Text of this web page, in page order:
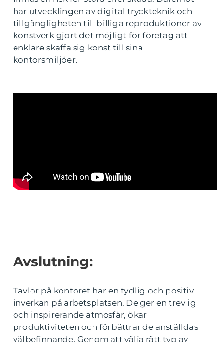
har utvecklingen av digital tryckteknik och
tillgängligheten till billiga reproduktioner av
konstverk gjort det möjligt för företag att
enklare skaffa sig konst till sina
kontorsmiljöer.
Avslutning:
Tavlor på kontoret har en tydlig och positiv
inverkan på arbetsplatsen. De ger en trevlig
och inspirerande atmosfär, ökar
produktiviteten och förbättrar de anställdas
välbefinnande. Genom att välja rätt typ av